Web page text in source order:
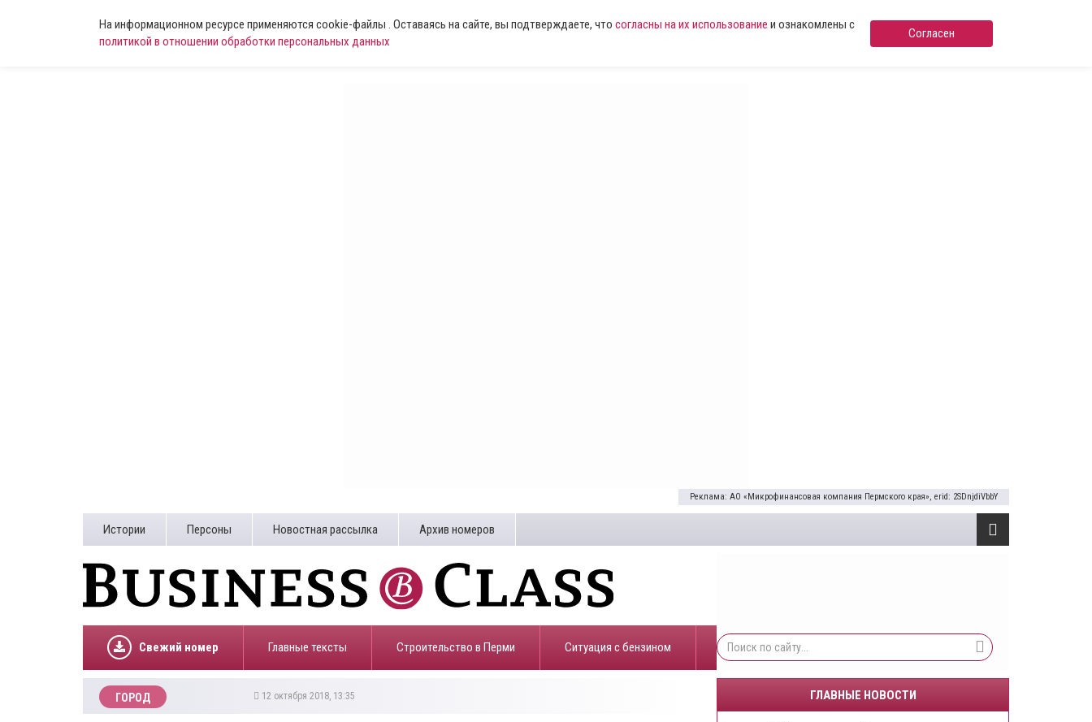
На информационном ресурсе применяются cookie-файлы . Оставаясь на сайте, вы подтверждаете, что согласны на их использование и ознакомлены с
политикой в отношении обработки персональных данных
Согласен
Реклама: АО «Микрофинансовая компания Пермского края», erid: 2SDnjdiVbbY
Истории Персоны Новостная рассылка Архив номеров
Свежий номер Главные тексты Строительство в Перми ​Ситуация с бензином
ГОРОД 12 октября 2018, 13:35 ГЛАВНЫЕ НОВОСТИ